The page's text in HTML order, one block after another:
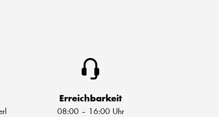
Erreichbarkeit
08:00 – 16:00 Uhr